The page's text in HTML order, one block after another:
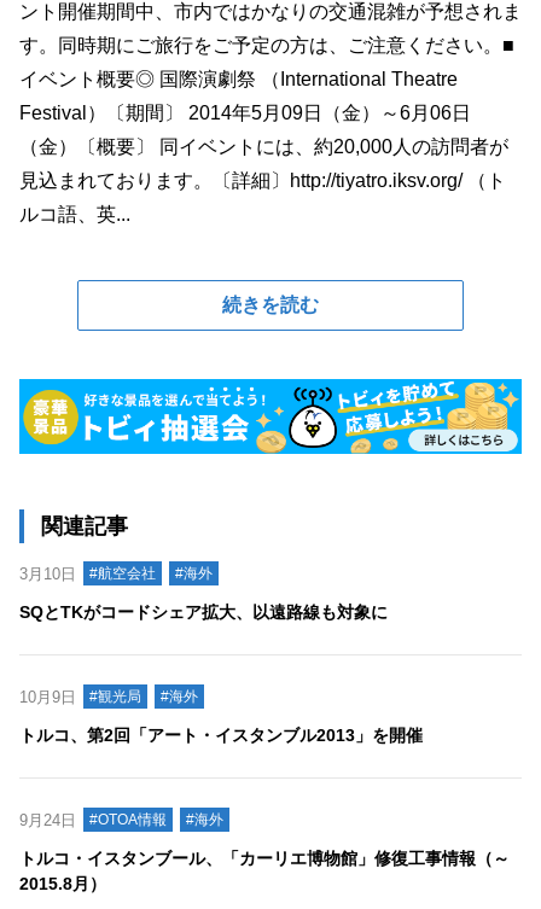
ント開催期間中、市内ではかなりの交通混雑が予想されま
す。同時期にご旅行をご予定の方は、ご注意ください。■
イベント概要◎ 国際演劇祭 （International Theatre
Festival）〔期間〕 2014年5月09日（金）～6月06日
（金）〔概要〕 同イベントには、約20,000人の訪問者が
見込まれております。〔詳細〕http://tiyatro.iksv.org/ （ト
ルコ語、英...
続きを読む
関連記事
3月10日 #航空会社 #海外
SQとTKがコードシェア拡大、以遠路線も対象に
10月9日 #観光局 #海外
トルコ、第2回「アート・イスタンブル2013」を開催
9月24日 #OTOA情報 #海外
トルコ・イスタンブール、「カーリエ博物館」修復工事情報（～
2015.8月）